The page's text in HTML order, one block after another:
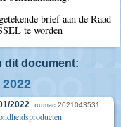
brief aan de Raad
te worden
dit document:
2022 numac 2021043531